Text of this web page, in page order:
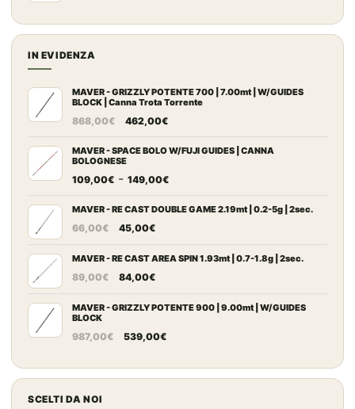
a
500,00€
prezzo:
da
137,00€
IN EVIDENZA
MAVER - GRIZZLY POTENTE 700 | 7.00mt | W/GUIDES
BLOCK | Canna Trota Torrente
868,00€
Il
originale
era:
868,00€.
462,00€Il
attuale
462,00€.
MAVER - SPACE BOLO W/FUJI GUIDES | CANNA
BOLOGNESE
109,00€ - 149,00€Fascia
prezzo:
a
MAVER - RE CAST DOUBLE GAME 2.19mt | 0.2-5g | 2sec.
66,00€
Il
originale
era:
45,00€Il
attuale
è:
MAVER - RE CAST AREA SPIN 1.93mt | 0.7-1.8g | 2sec.
89,00€
Il
originale
89,00€.
84,00€Il
attuale
84,00€.
MAVER - GRIZZLY POTENTE 900 | 9.00mt | W/GUIDES
BLOCK
987,00€
Il
originale
539,00€Il
attuale
SCELTI DA NOI